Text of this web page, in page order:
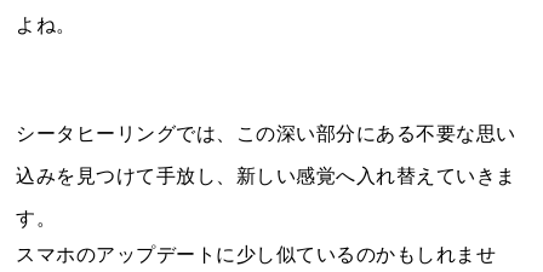
よね。
シータヒーリングでは、この深い部分にある不要な思い
込みを見つけて手放し、新しい感覚へ入れ替えていきま
す。
スマホのアップデートに少し似ているのかもしれませ